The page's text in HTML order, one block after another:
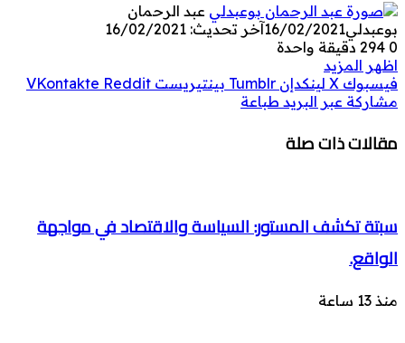
عبد الرحمان
بوعبدلي16/02/2021آخر تحديث: 16/02/2021
0
دقيقة واحدة
اظهر المزيد
فيسبوك ‫X لينكدإن بينتيريست
مشاركة عبر البريد طباعة
مقالات ذات صلة
سبتة تكشف المستور: السياسة والاقتصاد في مواجهة
الواقع.
منذ 13 ساعة